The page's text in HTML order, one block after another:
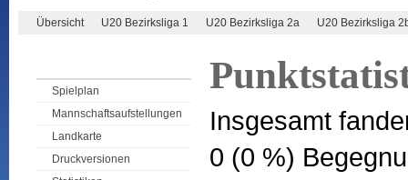
Übersicht U20 Bezirksliga 1 U20 Bezirksliga 2a U20 Bezirksliga
Spielplan
Mannschaftsaufstellungen
Landkarte
Druckversionen
Insgesamt
0 (0 %)